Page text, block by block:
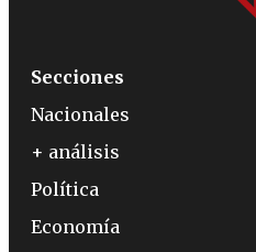
Secciones
Nacionales
+ análisis
Política
Economía